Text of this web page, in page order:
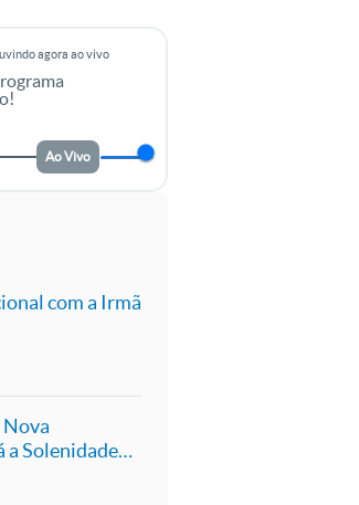
agora ao vivo
Ao Vivo
com a Irmã
Nova
Solenidade
Apóstolo, na